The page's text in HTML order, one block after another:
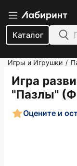
Каталог
Игры и Игрушки /
Игра
"Пазлы"
Оцените и